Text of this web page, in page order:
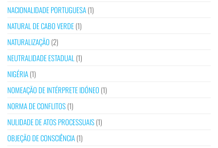
NACIONALIDADE PORTUGUESA(1)
NATURAL DE CABO VERDE(1)
NATURALIZAÇÃO (2)
NEUTRALIDADE ESTADUAL (1)
NIGÉRIA(1)
NOMEAÇÃO DE INTÉRPRETE IDÓNEO (1)
NORMA DE CONFLITOS(1)
NULIDADE DE ATOS PROCESSUAIS(1)
OBJEÇÃO DE CONSCIÊNCIA(1)